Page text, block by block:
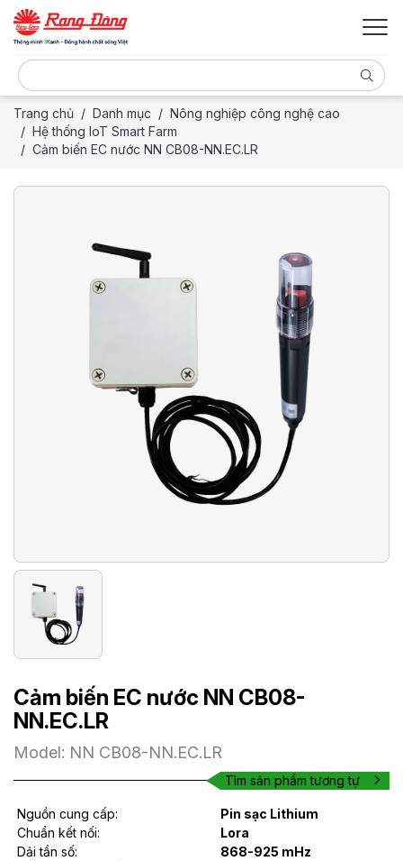
Trang chủ Danh mục
Nông nghiệp công nghệ cao
Hệ thống IoT Smart Farm
Cảm biến EC nước NN CB08-NN.EC.LR
Cảm biến EC nước NN CB08-
NN.EC.LR
Model: NN CB08-NN.EC.LR
Tìm sản phẩm tương tự
Nguồn cung cấp:
Pin sạc Lithium
Chuẩn kết nối:
Lora
Dải tần số:
868-925 mHz